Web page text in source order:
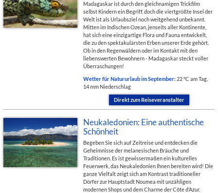
Madagaskar ist durch den gleichnamigen Trickfilm
selbst Kindern ein Begriff, doch die viertgrößte Insel der
Welt ist als Urlaubsziel noch weitgehend unbekannt.
Mitten im Indischen Ozean, jenseits aller Kontinente,
hat sich eine einzigartige Flora und Fauna entwickelt,
die zu den spektakulärsten Erben unserer Erde gehört.
Ob in den Regenwäldern oder im Kontakt mit den
liebenswerten Bewohnern - Madagaskar steckt voller
Überraschungen!
Wetter für Natururlaub im September: 22 °C am Tag,
14 mm Niederschlag
Direkt zum Reiseveranstalter
Neukaledonien: Eine authentische
Schönheit
Begeben Sie sich auf Zeitreise und entdecken die
Geheimnisse der melanesischen Bräuche und
Traditionen. Es ist gewissermaßen ein kulturelles
Feuerwerk, das Neukaledonien Ihnen bereiten wird! Die
ganze Vielfalt zeigt sich am Kontrast traditioneller
Dörfer zur Hauptstadt Noumea mit unzähligen
modernen Shops und dem Charme der Côte d’Azur.